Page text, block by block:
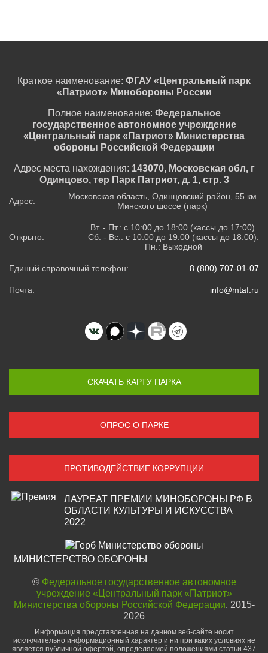
Краткое наименование: ФГАУ «Центральный парк
«Патриот» Минобороны России
Полное наименование: Федеральное
государственное автономное учреждение
«Центральный парк «Патриот» Министерства
обороны Российской Федерации
Адрес места нахождения: 143070, Московская обл, г
Одинцово, тер Парк Патриот, д. 1, стр. 3
Адрес:
Московская область, Одинцовский район, 55 км
Минского шоссе (парк)
Открыто:
Вт. - Пт.: с 10:00 до 18:00 (кассы до 17:00).
Сб. - Вс.: с 10:00 до 19:00 (кассы до 18:00).
Пн.: Выходной
Единый справочный телефон: 8 (800) 707-01-07
Почта: info@mtaf.ru
СКАЧАТЬ КАРТУ ПАРКА
ОПРОС О ПАРКЕ
ПРОТИВОДЕЙСТВИЕ КОРРУПЦИИ
ЛАУРЕАТ ПРЕМИИ МИНОБОРОНЫ РФ В
ОБЛАСТИ КУЛЬТУРЫ И ИСКУССТВА
2022
МИНИСТЕРСТВО ОБОРОНЫ
© Федеральное государственное автономное
учреждение «Центральный парк «Патриот»
Министерства обороны Российской Федерации, 2015-
2026
Информация представленная на данном веб-сайте носит
исключительно информационный характер и ни при каких условиях не
является публичной офертой, определяемой положениями статьи 437